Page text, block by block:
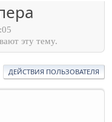
эту тему.
ДЕЙСТВИЯ ПОЛЬЗОВАТЕЛЯ